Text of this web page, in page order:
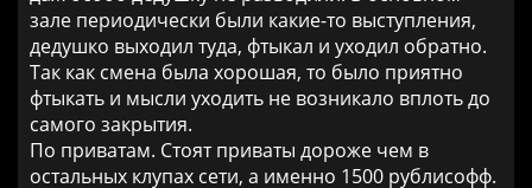
зале периодически были какие-то выступления,
дедушко выходил туда, фтыкал и уходил обратно.
Так как смена была хорошая, то было приятно
фтыкать и мысли уходить не возникало вплоть до
самого закрытия.
По приватам. Стоят приваты дороже чем в
остальных клупах сети, а именно 1500 рублисофф.